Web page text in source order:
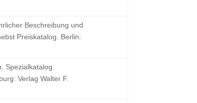
Beschreibung und
Preiskatalog. Berlin:
Spezialkatalog.
Verlag Walter F.